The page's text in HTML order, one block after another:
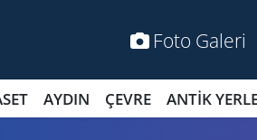
Foto Galeri
AYDIN ÇEVRE ANTİK